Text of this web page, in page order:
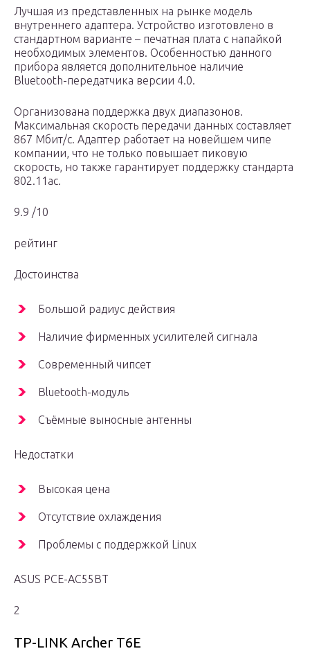
Лучшая из представленных на рынке модель
внутреннего адаптера. Устройство изготовлено в
стандартном варианте – печатная плата с напайкой
необходимых элементов. Особенностью данного
прибора является дополнительное наличие
Bluetooth-передатчика версии 4.0.
Организована поддержка двух диапазонов.
Максимальная скорость передачи данных составляет
867 Мбит/с. Адаптер работает на новейшем чипе
компании, что не только повышает пиковую
скорость, но также гарантирует поддержку стандарта
802.11ac.
9.9 /10
рейтинг
Достоинства
Большой радиус действия
Наличие фирменных усилителей сигнала
Современный чипсет
Bluetooth-модуль
Съёмные выносные антенны
Недостатки
Высокая цена
Отсутствие охлаждения
Проблемы с поддержкой Linux
ASUS PCE-AC55BT
2
TP-LINK Archer T6E